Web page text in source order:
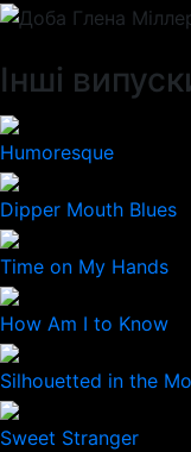
Інші
Humoresque
Dipper Mouth Blues
Time on My Hands
How Am I to Know
Silhouetted in the
Sweet Stranger